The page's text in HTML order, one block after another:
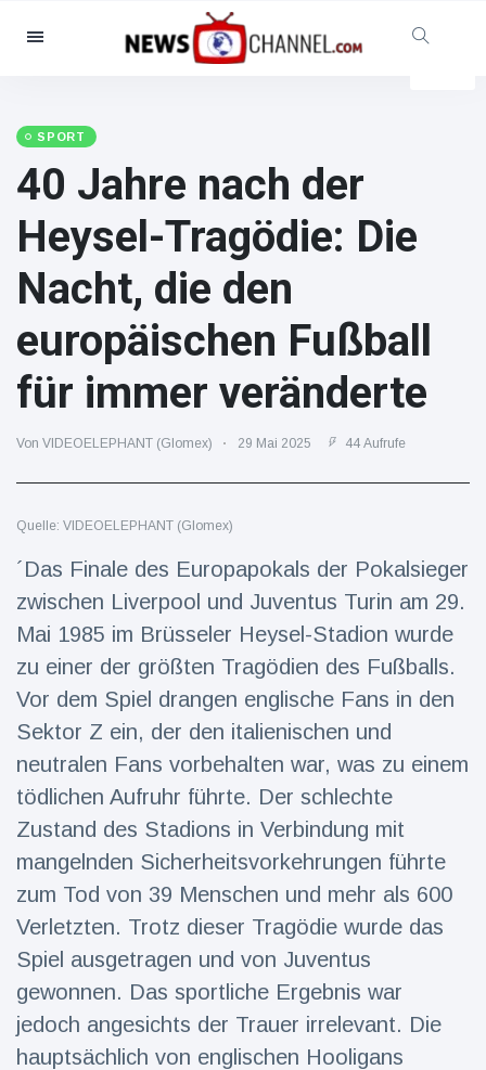
Kategorien
Soziales & Spaß
Kino und TV
(12454)
Promis
(39366)
Mode & Schönheit
(2776)
Autos & Motor
Essen und Trinken
(7199)
Gaming
(3575)
(8534)
Reisen & Abenteuer (2252)
Neueste
Nachrichten
"Das alte
England":
Fans
frustriert
nach WM-
Aus
16 Juli
78
Aufrufe
Sorge um
Jungstorch
glückliche
Wendung
16 Juli
52
Aufrufe
Vor WM-
Rauch-
Warnung
und Hitze
in New
York
16 Juli
Aufrufe
SPORT
40 Jahre nach der
Heysel-Tragödie: Die
Nacht, die den
europäischen Fußball
für immer veränderte
Von VIDEOELEPHANT (Glomex) 29 Mai 2025 44 Aufrufe
Quelle: VIDEOELEPHANT (Glomex)
´Das Finale des Europapokals der Pokalsieger
zwischen Liverpool und Juventus Turin am 29.
Mai 1985 im Brüsseler Heysel-Stadion wurde
zu einer der größten Tragödien des Fußballs.
Vor dem Spiel drangen englische Fans in den
Sektor Z ein, der den italienischen und
neutralen Fans vorbehalten war, was zu einem
tödlichen Aufruhr führte. Der schlechte
Zustand des Stadions in Verbindung mit
mangelnden Sicherheitsvorkehrungen führte
zum Tod von 39 Menschen und mehr als 600
Verletzten. Trotz dieser Tragödie wurde das
Spiel ausgetragen und von Juventus
gewonnen. Das sportliche Ergebnis war
jedoch angesichts der Trauer irrelevant. Die
hauptsächlich von englischen Hooligans